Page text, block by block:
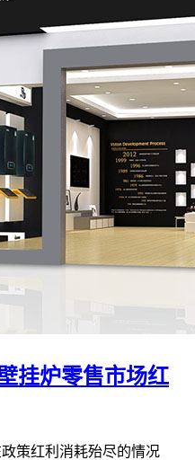
挂炉零售市场红
策红利消耗殆尽的情况